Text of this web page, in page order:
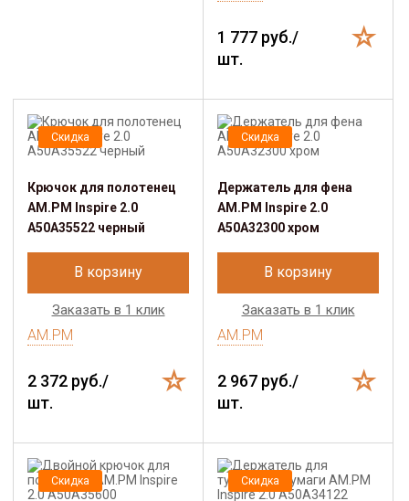
1 777 руб./
шт.
Скидка
Крючок для полотенец
AM.PM Inspire 2.0
A50A35522 черный
В корзину
Заказать в 1 клик
AM.PM
2 372 руб./
шт.
Скидка
Держатель для фена
AM.PM Inspire 2.0
A50A32300 хром
В корзину
Заказать в 1 клик
AM.PM
2 967 руб./
шт.
Скидка Скидка